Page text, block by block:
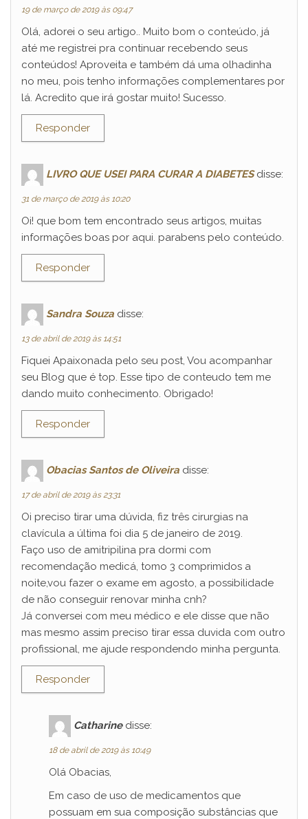
19 de março de 2019 às 09:47
Olá, adorei o seu artigo.. Muito bom o conteúdo, já
até me registrei pra continuar recebendo seus
conteúdos! Aproveita e também dá uma olhadinha
no meu, pois tenho informações complementares por
lá. Acredito que irá gostar muito! Sucesso.
Responder
LIVRO QUE USEI PARA CURAR A DIABETES disse:
31 de março de 2019 às 10:20
Oi! que bom tem encontrado seus artigos, muitas
informações boas por aqui. parabens pelo conteúdo.
Responder
Sandra Souza disse:
13 de abril de 2019 às 14:51
Fiquei Apaixonada pelo seu post, Vou acompanhar
seu Blog que é top. Esse tipo de conteudo tem me
dando muito conhecimento. Obrigado!
Responder
Obacias Santos de Oliveira disse:
17 de abril de 2019 às 23:31
Oi preciso tirar uma dúvida, fiz três cirurgias na
clavícula a última foi dia 5 de janeiro de 2019.
Faço uso de amitripilina pra dormi com
recomendação medicá, tomo 3 comprimidos a
noite,vou fazer o exame em agosto, a possibilidade
de não conseguir renovar minha cnh?
Já conversei com meu médico e ele disse que não
mas mesmo assim preciso tirar essa duvida com outro
profissional, me ajude respondendo minha pergunta.
Responder
Catharine disse:
18 de abril de 2019 às 10:49
Olá Obacias,
Em caso de uso de medicamentos que
possuam em sua composição substâncias que